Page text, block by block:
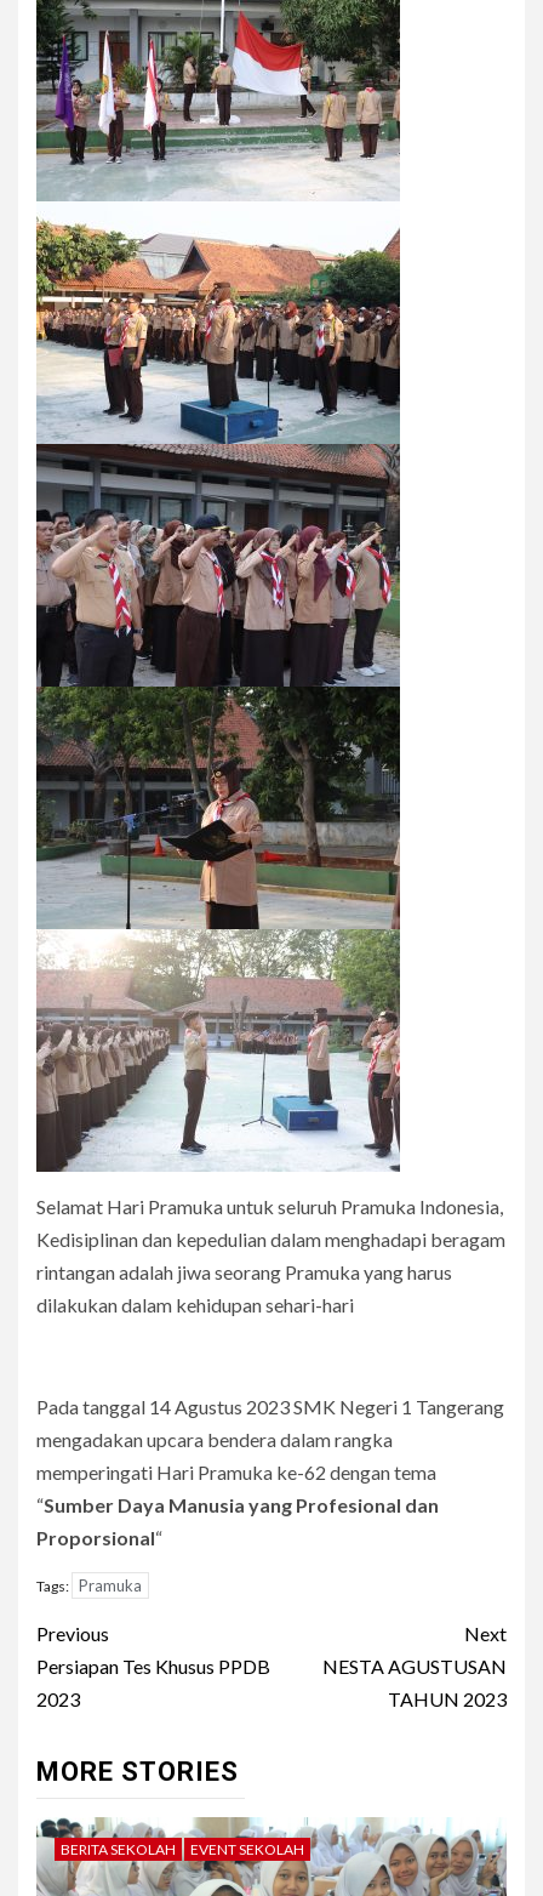
Selamat Hari Pramuka untuk seluruh Pramuka Indonesia,
Kedisiplinan dan kepedulian dalam menghadapi beragam
rintangan adalah jiwa seorang Pramuka yang harus
dilakukan dalam kehidupan sehari-hari
Pada tanggal 14 Agustus 2023 SMK Negeri 1 Tangerang
mengadakan upcara bendera dalam rangka
memperingati Hari Pramuka ke-62 dengan tema
“Sumber Daya Manusia yang Profesional dan
Proporsional“
Tags: Pramuka
Post
navigation
Previous
Persiapan Tes Khusus PPDB
2023
Next
NESTA AGUSTUSAN
TAHUN 2023
MORE STORIES
BERITA SEKOLAH EVENT SEKOLAH